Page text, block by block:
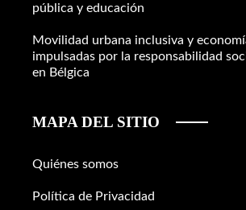
pública y educación
Movilidad urbana inclusiva y
impulsadas por la responsabilidad
en Bélgica
MAPA DEL SITIO
Quiénes somos
Política de Privacidad